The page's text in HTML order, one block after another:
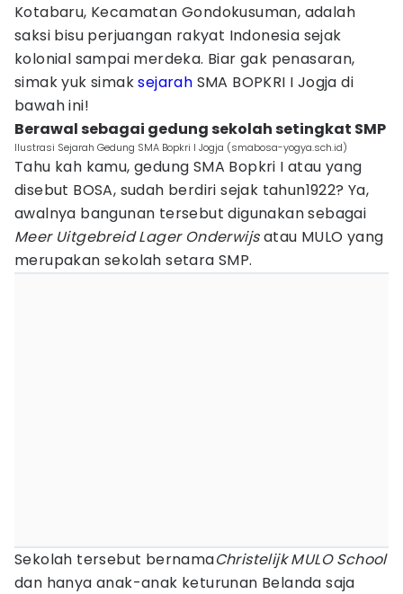
Kotabaru, Kecamatan Gondokusuman, adalah
saksi bisu perjuangan rakyat Indonesia sejak
kolonial sampai merdeka. Biar gak penasaran,
simak yuk simaksejarah SMA BOPKRI I Jogja di
bawah ini!
Berawal sebagai gedung sekolah setingkat SMP
Ilustrasi Sejarah Gedung SMA Bopkri I Jogja (smabosa-yogya.sch.id)
Tahu kah kamu, gedung SMA Bopkri I atau yang
disebut BOSA, sudah berdiri sejak tahun1922? Ya,
awalnya bangunan tersebut digunakan sebagai
Meer Uitgebreid Lager Onderwijsatau MULO yang
merupakan sekolah setara SMP.
Sekolah tersebut bernamaChristelijk MULO School
dan hanya anak-anak keturunan Belanda saja